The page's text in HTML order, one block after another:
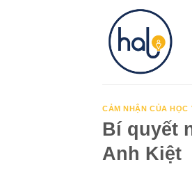
CẢM NHẬN CỦA HỌC
Bí quyết
Anh Kiệt